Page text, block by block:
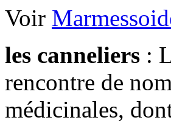
Voir
les canneliers :
rencontre de
médicinales,